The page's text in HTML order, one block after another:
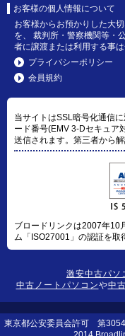
お客様の個人情報について
お客様からお預かりした大
を、 裁判所・警察機関等・
者に譲渡または利用する事は
プライバシーポリシー
会員規約
当サイトはSSL暗号化通信
ード番号(EMV 3-Dセキュア
送信されます。第三者から
ブロードリンクは2007年10
ム「ISO27001」の認証を取
激安中古パソ
中古ノートパソコンや中
東京都公安委員会許可 第